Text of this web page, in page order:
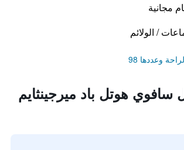
مجانية
/ الولائم
وعددها 98
سافوي هوتل باد ميرجينثايم